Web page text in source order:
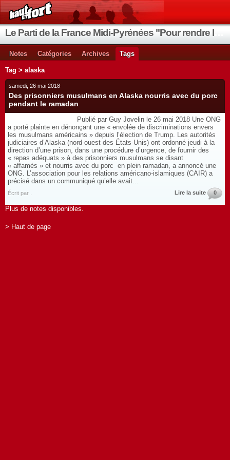
Notes Catégories Archives Tags
Tag > alaska
samedi, 26 mai 2018
Des prisonniers musulmans en Alaska nourris avec du porc
pendant le ramadan
Publié par Guy Jovelin le 26 mai 2018 Une ONG
a porté plainte en dénonçant une « envolée de discriminations envers
les musulmans américains » depuis l’élection de Trump. Les autorités
judiciaires d’Alaska (nord-ouest des États-Unis) ont ordonné jeudi à la
direction d’une prison, dans une procédure d’urgence, de fournir des
« repas adéquats » à des prisonniers musulmans se disant
« affamés » et nourris avec du porc en plein ramadan, a annoncé une
ONG. L’association pour les relations américano-islamiques (CAIR) a
précisé dans un communiqué qu’elle avait...
Écrit par Lire la suite 0
Plus de notes disponibles.
> Haut de page